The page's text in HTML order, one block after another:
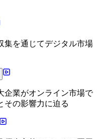
集を通じてデジタル市場
企業がオンライン市場で
その影響力に迫る